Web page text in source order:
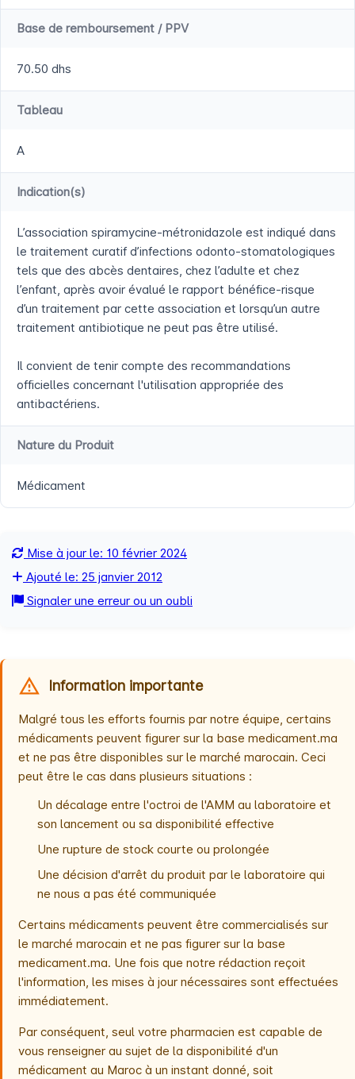
Base de remboursement / PPV
70.50 dhs
Tableau
A
Indication(s)
L’association spiramycine-métronidazole est indiqué dans
le traitement curatif d’infections odonto-stomatologiques
tels que des abcès dentaires, chez l’adulte et chez
l’enfant, après avoir évalué le rapport bénéfice-risque
d’un traitement par cette association et lorsqu’un autre
traitement antibiotique ne peut pas être utilisé.
Il convient de tenir compte des recommandations
officielles concernant l'utilisation appropriée des
antibactériens.
Nature du Produit
Médicament
Mise à jour le: 10 février 2024
Ajouté le: 25 janvier 2012
Signaler une erreur ou un oubli
Information importante
Malgré tous les efforts fournis par notre équipe, certains
médicaments peuvent figurer sur la base medicament.ma
et ne pas être disponibles sur le marché marocain. Ceci
peut être le cas dans plusieurs situations :
Un décalage entre l'octroi de l'AMM au laboratoire et
son lancement ou sa disponibilité effective
Une rupture de stock courte ou prolongée
Une décision d'arrêt du produit par le laboratoire qui
ne nous a pas été communiquée
Certains médicaments peuvent être commercialisés sur
le marché marocain et ne pas figurer sur la base
medicament.ma. Une fois que notre rédaction reçoit
l'information, les mises à jour nécessaires sont effectuées
immédiatement.
Par conséquent, seul votre pharmacien est capable de
vous renseigner au sujet de la disponibilité d'un
médicament au Maroc à un instant donné, soit